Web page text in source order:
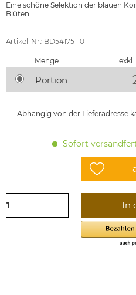
Eine schöne Selektion der blauen
Blüten
Artikel-Nr.: BD54175-10
Menge exkl.
Portion
Abhängig von der Lieferadresse
Sofort
In